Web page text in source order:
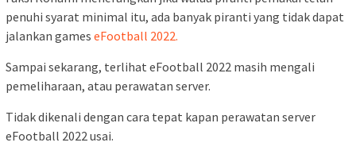
penuhi syarat minimal itu, ada banyak piranti yang tidak dapat
jalankan games eFootball 2022.
Sampai sekarang, terlihat eFootball 2022 masih mengali
pemeliharaan, atau perawatan server.
Tidak dikenali dengan cara tepat kapan perawatan server
eFootball 2022 usai.